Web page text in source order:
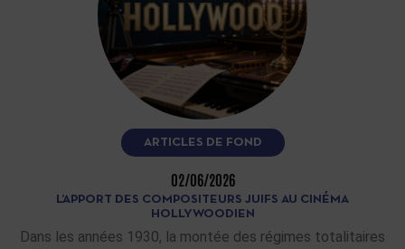
ARTICLES DE FOND
02/06/2026
L’APPORT DES COMPOSITEURS JUIFS AU CINÉMA
HOLLYWOODIEN
Dans les années 1930, la montée des régimes totalitaires